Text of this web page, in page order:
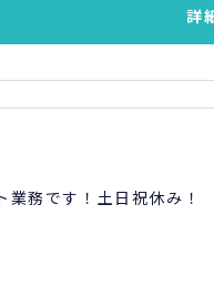
詳
務です！土日祝休み！